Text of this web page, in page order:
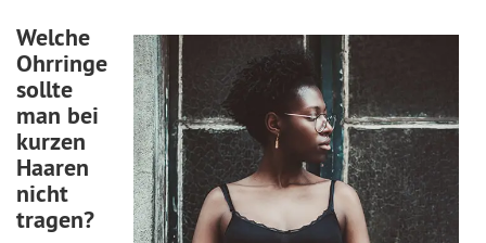
Welche
Ohrringe
sollte
man bei
kurzen
Haaren
nicht
tragen?